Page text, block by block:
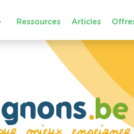
Ressources Articles